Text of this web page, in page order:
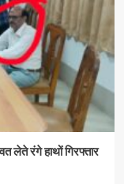
लेते रंगे हाथों गिरफ्तार